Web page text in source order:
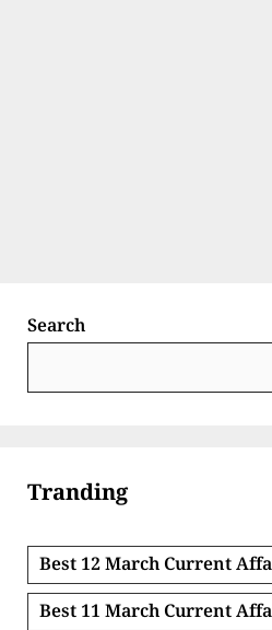
Search
Tranding
Best 12 March Current
Best 11 March Current